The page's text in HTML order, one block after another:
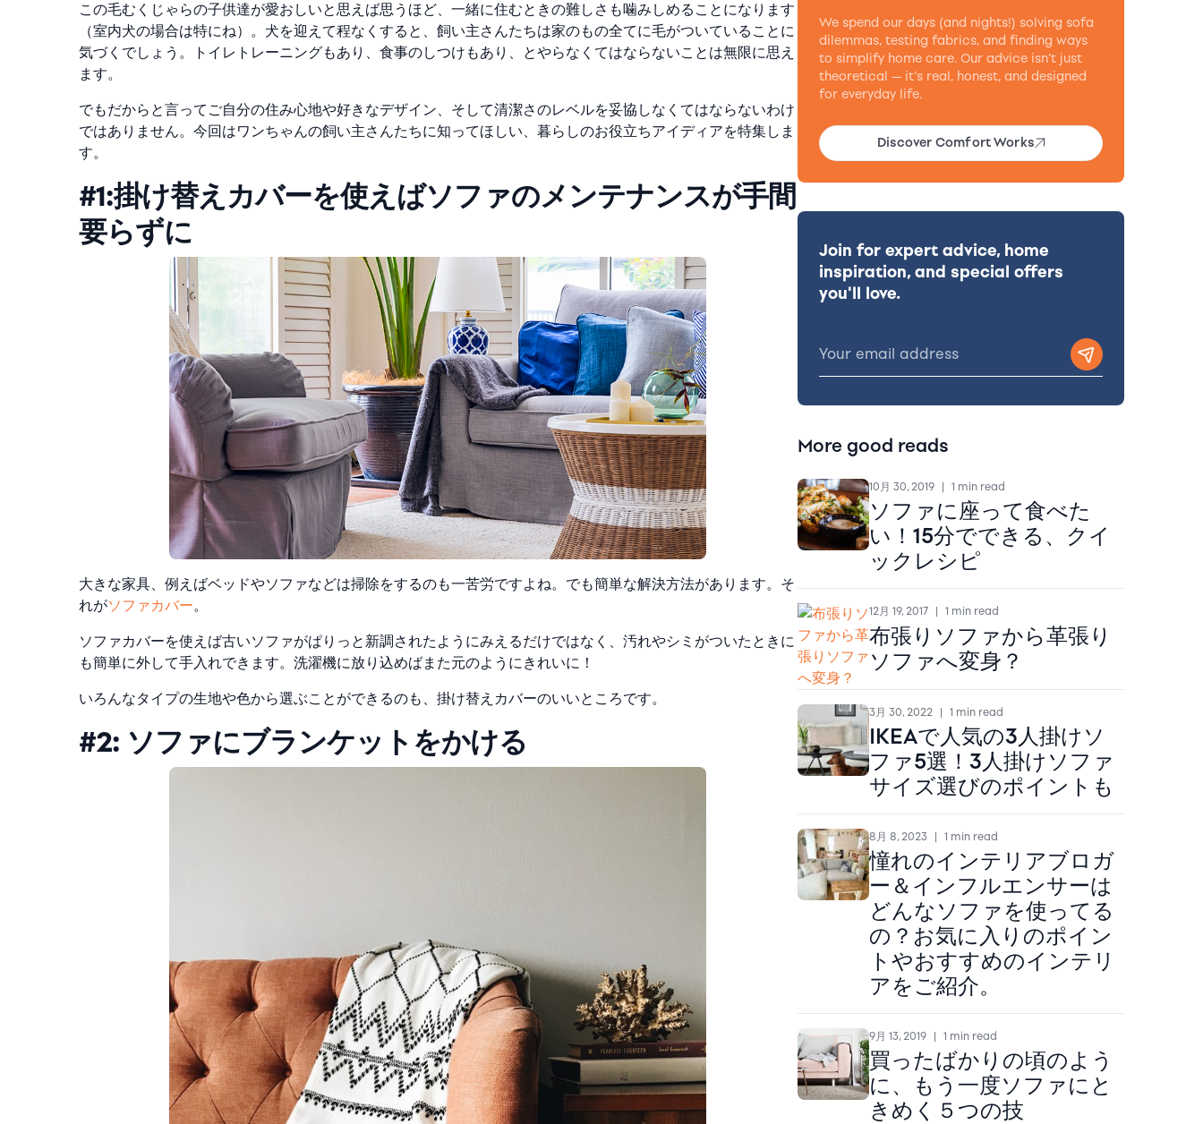
この毛むくじゃらの子供達が愛おしいと思えば思うほど、一緒に住むときの難しさも噛みしめることになります
（室内犬の場合は特にね）。犬を迎えて程なくすると、飼い主さんたちは家のもの全てに毛がついていることに
気づくでしょう。トイレトレーニングもあり、食事のしつけもあり、とやらなくてはならないことは無限に思え
ます。
でもだからと言ってご自分の住み心地や好きなデザイン、そして清潔さのレベルを妥協しなくてはならないわけ
ではありません。今回はワンちゃんの飼い主さんたちに知ってほしい、 暮らしのお役立ちアイディアを特集しま
す。
#1:掛け替えカバーを使えばソファのメンテナンスが手間
要らずに
大きな家具、例えばベッドやソファなどは掃除をするのも一苦労ですよね。でも簡単な解決方法があります。そ
れがソファカバー。
ソファカバーを使えば古いソファがぱりっと新調されたようにみえるだけではなく、汚れやシミがついたときに
も簡単に外して手入れできます。洗濯機に放り込めばまた元のようにきれいに！
いろんなタイプの生地や色から選ぶことができるのも、掛け替えカバーのいいところです。
#2: ソファにブランケットをかける
We spend our days (and nights!) solving sofa
dilemmas, testing fabrics, and finding ways
to simplify home care. Our advice isn’t just
theoretical — it’s real, honest, and designed
for everyday life.
Discover Comfort Works
Join for expert advice, home
inspiration, and special offers
you'll love.
More good reads
10月 30, 2019 1 min read
ソファに座って食べた
い！15分でできる、クイ
ックレシピ
12月 19, 2017 1 min read
布張りソファから革張り
ソファへ変身？
3月 30, 2022 1 min read
IKEAで人気の3人掛けソ
ファ5選！3人掛けソファ
サイズ選びのポイントも
8月 8, 2023 1 min read
憧れのインテリアブロガ
ー＆インフルエンサーは
どんなソファを使ってる
の？お気に入りのポイン
トやおすすめのインテリ
アをご紹介。
9月 13, 2019 1 min read
買ったばかりの頃のよう
に、もう一度ソファにと
きめく５つの技